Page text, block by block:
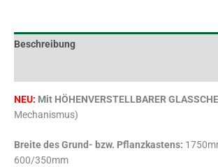
Beschreibung
NEU: Mit HÖHENVERSTELLBARER
Mechanismus)
Breite des Grund- bzw. Pflanzkastens:
600/350mm